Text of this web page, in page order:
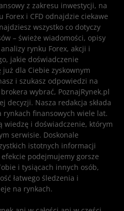
z zakresu inwestycji, na
i CFD odnajdzie ciekawe
wszystko co dotyczy
– świeże wiadomości, opisy
rynku Forex, akcji i
jakie doświadczenie
już dla Ciebie zyskownym
i szukasz odpowiedzi na
wybrać, PoznajRynek.pl
decyzji. Nasza redakcja składa
rynkach finansowych wiele lat.
wiedzę i doświadczenie, którym
serwisie. Doskonale
istotnych informacji
podejmujemy gorsze
i tysiącach innych osób,
łatwego śledzenia i
na rynkach.